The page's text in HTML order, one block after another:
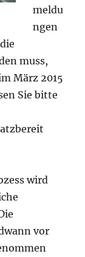
meldu
ngen
muss,
März 2015
Sie bitte
wird
vor